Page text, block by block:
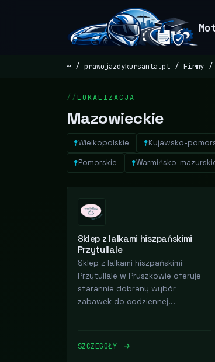
~ prawojazdykursanta.pl Firmy
LOKALIZACJA
Mazowieckie
Wielkopolskie Kujawsko-
Pomorskie Warmińsko-
Sklep z lalkami hiszpańskimi
Przytullale
Sklep z lalkami hiszpańskimi
Przytullale w Pruszkowie oferuje
starannie dobrany wybór
zabawek do codziennej...
SZCZEGÓŁY